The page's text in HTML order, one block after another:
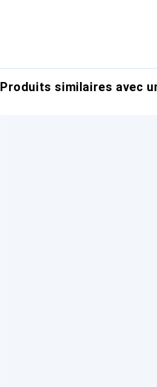
Produits similaires avec